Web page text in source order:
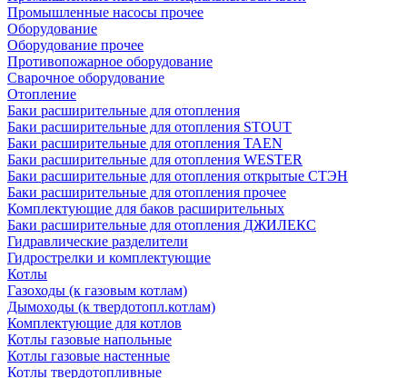
Промышленные насосы прочее
Оборудование
Оборудование прочее
Противопожарное оборудование
Сварочное оборудование
Отопление
Баки расширительные для отопления
Баки расширительные для отопления STOUT
Баки расширительные для отопления TAEN
Баки расширительные для отопления WESTER
Баки расширительные для отопления открытые СТЭН
Баки расширительные для отопления прочее
Комплектующие для баков расширительных
Баки расширительные для отопления ДЖИЛЕКС
Гидравлические разделители
Гидрострелки и комплектующие
Котлы
Газоходы (к газовым котлам)
Дымоходы (к твердотопл.котлам)
Комплектующие для котлов
Котлы газовые напольные
Котлы газовые настенные
Котлы твердотопливные